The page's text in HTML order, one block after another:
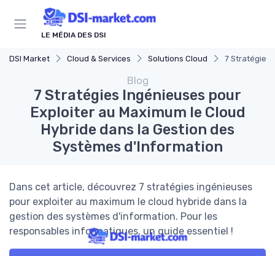
LE MÉDIA DES DSI
DSI Market Cloud & Services Solutions Cloud 7 Stratégies
Blog
7 Stratégies Ingénieuses pour
Exploiter au Maximum le Cloud
Hybride dans la Gestion des
Systèmes d'Information
Dans cet article, découvrez 7 stratégies ingénieuses
pour exploiter au maximum le cloud hybride dans la
gestion des systèmes d'information. Pour les
responsables informatiques, un guide essentiel !
Panneau de gestion des cookies